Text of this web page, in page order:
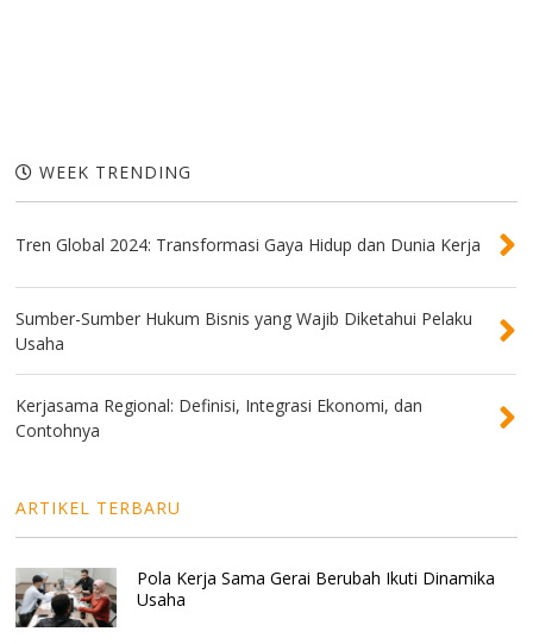
WEEK TRENDING
Tren Global 2024: Transformasi Gaya Hidup dan Dunia Kerja
Sumber-Sumber Hukum Bisnis yang Wajib Diketahui Pelaku
Usaha
Kerjasama Regional: Definisi, Integrasi Ekonomi, dan
Contohnya
ARTIKEL TERBARU
Pola Kerja Sama Gerai Berubah Ikuti Dinamika
Usaha